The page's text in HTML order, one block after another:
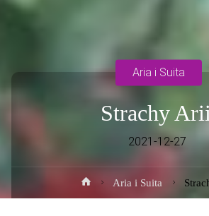
Strachy
2021-12-27
Aria i Suita
Strona
główna
Aria i Suita